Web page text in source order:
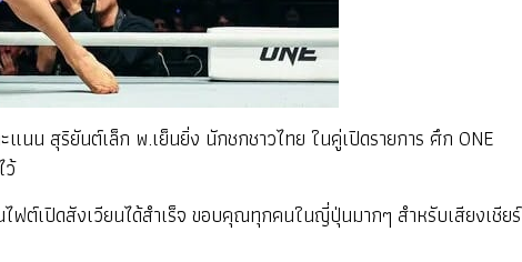
นน สุริยันต์เล็ก พ.เย็นยิ่ง นักชกชาวไทย ในคู่เปิดรายการ ศึก ONE
ว้
ฟต์เปิดสังเวียนได้สำเร็จ ขอบคุณทุกคนในญี่ปุ่นมากๆ สำหรับเสียงเชียร์